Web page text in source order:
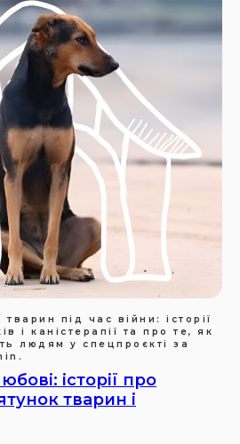
під час війни: історії
і каністерапії та про те, як
людям у спецпроєкті за
історії про
тварин і